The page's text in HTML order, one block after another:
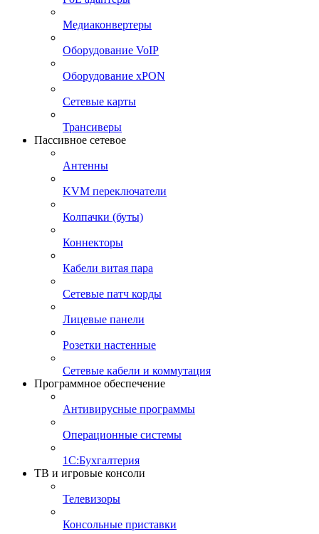
Медиаконвертеры
Оборудование VoIP
Оборудование xPON
Сетевые карты
Трансиверы
Пассивное сетевое
Антенны
KVM переключатели
Колпачки (буты)
Коннекторы
Кабели витая пара
Сетевые патч корды
Лицевые панели
Розетки настенные
Сетевые кабели и коммутация
Программное обеспечение
Антивирусные программы
Операционные системы
1С:Бухгалтерия
ТВ и игровые консоли
Телевизоры
Консольные приставки